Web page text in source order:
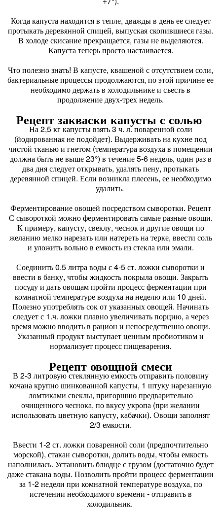
Когда капуста находится в тепле, дважды в день ее следует
протыкать деревянной спицей, выпуская скопившиеся газы.
В холоде скисание прекращается, газы не выделяются.
Капуста теперь просто настаивается.
Что полезно знать! В капусте, квашеной с отсутствием соли,
бактериальные процессы продолжаются, по этой причине ее
необходимо держать в холодильнике и съесть в
продолжение двух-трех недель.
Рецепт закваски капусты с солью
На 2,5 кг капусты взять 3 ч. л. поваренной соли
(йодированная не подойдет). Выдерживать на кухне под
чистой тканью и гнетом (температура воздуха в помещении
должна быть не выше 23°) в течение 5-6 недель, один раз в
два дня следует открывать, удалять пену, протыкать
деревянной спицей. Если возникла плесень, ее необходимо
удалить.
Ферментирование овощей посредством сыворотки. Рецепт
С сывороткой можно ферментировать самые разные овощи.
К примеру, капусту, свеклу, чеснок и другие овощи по
желанию мелко нарезать или натереть на терке, ввести соль
и уложить вольно в емкость из стекла или эмали.
Соединить 0.5 литра воды с 4-5 ст. ложки сыворотки и
ввести в банку, чтобы жидкость покрыла овощи. Закрыть
посуду и дать овощам пройти процесс ферментации при
комнатной температуре воздуха на неделю или 10 дней.
Полезно употреблять сок от указанных овощей. Начинать
следует с 1.ч. ложки плавно увеличивать порцию, а через
время можно вводить в рацион и непосредственно овощи.
Указанный продукт выступает ценным пробиотиком и
нормализует процесс пищеварения.
Рецепт овощной смеси
В 2-3 литровую стеклянную емкость отправить половину
кочана крупно шинкованной капусты, 1 штуку нарезанную
ломтиками свеклы, пригоршню предварительно
очищенного чеснока, по вкусу укропа (при желании
использовать цветную капусту, кабачки). Овощи заполнят
2/3 емкости.
Ввести 1-2 ст. ложки поваренной соли (предпочтительно
морской), стакан сыворотки, долить воды, чтобы емкость
наполнилась. Установить блюдце с грузом (достаточно будет
даже стакана воды. Позволить пройти процесс ферментации
за 1-2 недели при комнатной температуре воздуха, по
истечении необходимого времени - отправить в
холодильник.